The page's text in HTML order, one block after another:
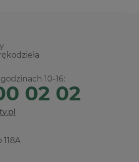
10-16:
02 02